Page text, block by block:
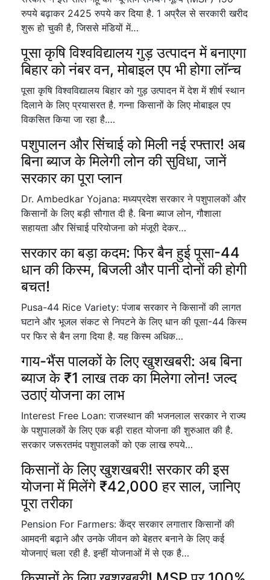
रुपये बढ़ाकर 2425 रुपये कर दिया है. 1 अप्रैल से सरकारी खरीद
शुरू हो चुकी है, जिससे मंडियों में…
पूसा कृषि विश्वविद्यालय गुड़ उत्पादन में बनाएगा
बिहार को नंबर वन, मोबाइल एप भी होगा लॉन्च
पूसा कृषि विश्वविद्यालय बिहार को गुड़ उत्पादन में देश में शीर्ष स्थान
दिलाने के लिए प्रयासरत है. गन्ना किसानों के लिए मोबाइल एप
विकसित किया जा रहा है.…
पशुपालन और सिंचाई को मिली नई रफ्तार! अब
बिना ब्याज के मिलेगी लोन की सुविधा, जानें
सरकार का पूरा प्लान
Dr. Ambedkar Yojana: मध्यप्रदेश सरकार ने पशुपालकों और
किसानों के लिए बड़ी सौगात दी है. बिना ब्याज लोन, गौशाला
सहायता और सिंचाई परियोजना को मंजूरी देकर…
सरकार का बड़ा कदम: फिर बैन हुई पूसा-44
धान की किस्म, बिजली और पानी दोनों की होगी
बचत!
Pusa-44 Rice Variety: पंजाब सरकार ने किसानों की लागत
घटाने और भूजल संकट से निपटने के लिए धान की पूसा-44 किस्म
पर फिर से बैन लगा दिया है. यह किस्म अधिक…
गाय-भैंस पालकों के लिए खुशखबरी: अब बिना
ब्याज के ₹1 लाख तक का मिलेगा लोन! जल्द
उठाएं योजना का लाभ
Interest Free Loan: राजस्थान की भजनलाल सरकार ने राज्य
के पशुपालकों के लिए एक बड़ी राहत योजना की शुरुआत की है.
सरकार जरूरतमंद पशुपालकों को एक लाख रुपये…
किसानों के लिए खुशखबरी! सरकार की इस
योजना में मिलेंगे ₹42,000 हर साल, जानिए
पूरा तरीका
Pension For Farmers: केंद्र सरकार लगातार किसानों की
आमदनी बढ़ाने और उनके जीवन को बेहतर बनाने के लिए कई
योजनाएं चला रही है. इन्हीं योजनाओं में से एक है…